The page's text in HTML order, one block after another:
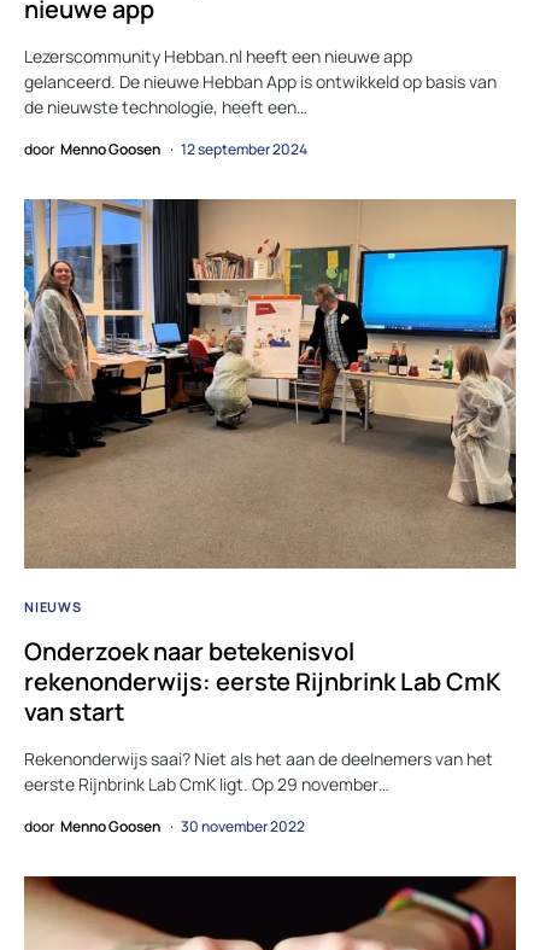
nieuwe app
Lezerscommunity Hebban.nl heeft een nieuwe app
gelanceerd. De nieuwe Hebban App is ontwikkeld op basis van
de nieuwste technologie, heeft een…
door Menno Goosen 12 september 2024
NIEUWS
Onderzoek naar betekenisvol
rekenonderwijs: eerste Rijnbrink Lab CmK
van start
Rekenonderwijs saai? Niet als het aan de deelnemers van het
eerste Rijnbrink Lab CmK ligt. Op 29 november…
door Menno Goosen 30 november 2022